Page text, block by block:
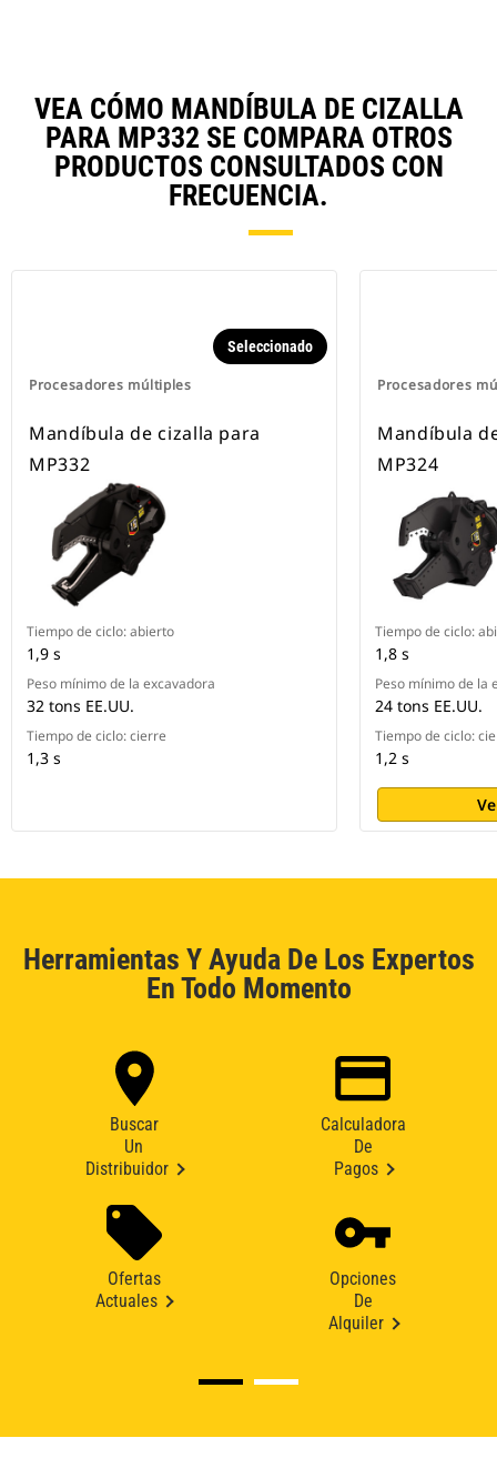
VEA CÓMO MANDÍBULA DE CIZALLA
PARA MP332 SE COMPARA OTROS
PRODUCTOS CONSULTADOS CON
FRECUENCIA.
Procesadores múltiples
Seleccionado
Mandíbula de cizalla para
MP332
Tiempo de ciclo: abierto
1,9 s
Peso mínimo de la excavadora
32 tons EE.UU.
Tiempo de ciclo: cierre
1,3 s
Procesadores
Mandíbula
MP324
Tiempo de ciclo:
1,8 s
Peso mínimo de la
24 tons EE.UU.
Tiempo de ciclo:
1,2 s
Herramientas Y Ayuda De Los Expertos
En Todo Momento
Buscar
Un
Distribuidor
Calculadora
De
Pagos
Ofertas
Actuales
Opciones
De
Alquiler